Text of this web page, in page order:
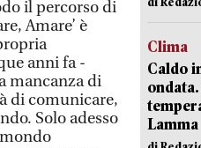
il percorso di
Amare’ è
anni fa -
mancanza di
di comunicare,
Solo adesso
Clima
Caldo
Lamma